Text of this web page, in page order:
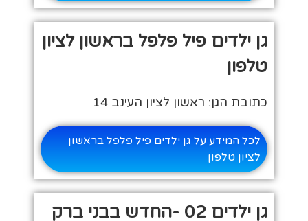
גן ילדים פיל פלפל בראשון לציון
טלפון
כתובת הגן: ראשון לציון העינב 14
לכל המידע על גן ילדים פיל פלפל בראשון
לציון טלפון
גן ילדים 02 -החדש בבני ברק